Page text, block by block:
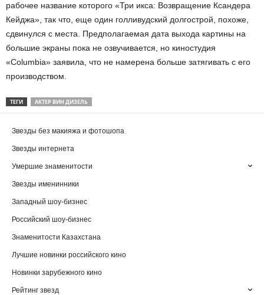
рабочее название которого «Три икса: Возвращение Ксандера
Кейджа», так что, еще один голливудский долгострой, похоже,
сдвинулся с места. Предполагаемая дата выхода картины на
большие экраны пока не озвучивается, но киностудия
«Columbia» заявила, что не намерена больше затягивать с его
производством.
ТЕГИ АКТЕР ВИН ДИЗЕЛЬ
Звезды без макияжа и фотошопа
Звезды интернета
Умершие знаменитости
Звезды именинники
Западный шоу-бизнес
Российский шоу-бизнес
Знаменитости Казахстана
Лучшие новинки российского кино
Новинки зарубежного кино
Рейтинг звезд